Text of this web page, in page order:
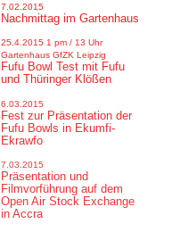
7.02.2015
Nachmittag im Gartenhaus
25.4.2015 1 pm / 13 Uhr
Gartenhaus GfZK Leipzig
Fufu Bowl Test mit Fufu
und Thüringer Klößen
6.03.2015
Fest zur Präsentation der
Fufu Bowls in Ekumfi-
Ekrawfo
7.03.2015
Präsentation und
Filmvorführung auf dem
Open Air Stock Exchange
in Accra